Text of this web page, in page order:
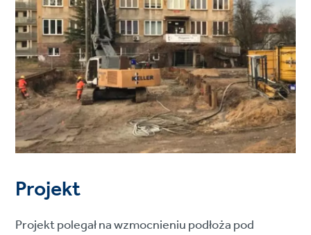
Projekt
Projekt polegał na wzmocnieniu podłoża pod